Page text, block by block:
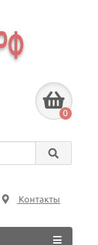
0
Контакты